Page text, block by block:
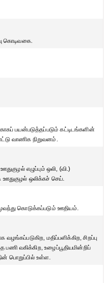
கொடிவகை.
பயன்படுத்தப்படும் கட்டிடங்களின்
வாணிக நிறுவனம்.
எழுப்பும் ஒலி, (வி.)
ஊதுகுழல் ஒலிக்கச் செய்.
கொடுக்கப்படும் ஊதியம்.
மதிப்பளிக்கிற, சிறப்பு
பணி வகிக்கிற, உழைப்பூதியமின்றிப்
பொறுப்பில் உள்ள.